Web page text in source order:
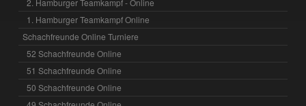
2. Hamburger Teamkampf - Online
1. Hamburger Teamkampf Online
Schachfreunde Online Turniere
52 Schachfreunde Online
51 Schachfreunde Online
50 Schachfreunde Online